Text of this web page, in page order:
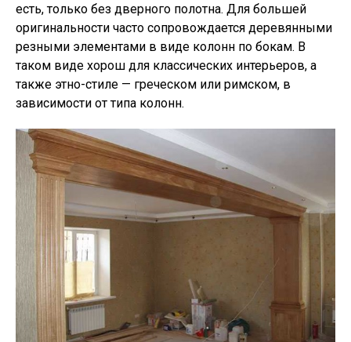
есть, только без дверного полотна. Для большей
оригинальности часто сопровождается деревянными
резными элементами в виде колонн по бокам. В
таком виде хорош для классических интерьеров, а
также этно-стиле — греческом или римском, в
зависимости от типа колонн.